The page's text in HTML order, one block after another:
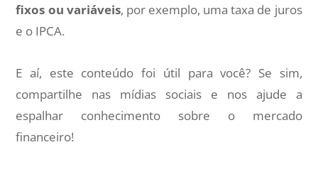
fixos ou variáveis, por exemplo, uma taxa de juros
e o IPCA.
E aí, este conteúdo foi útil para você? Se sim,
compartilhe nas mídias sociais e nos ajude a
espalhar conhecimento sobre o mercado
financeiro!